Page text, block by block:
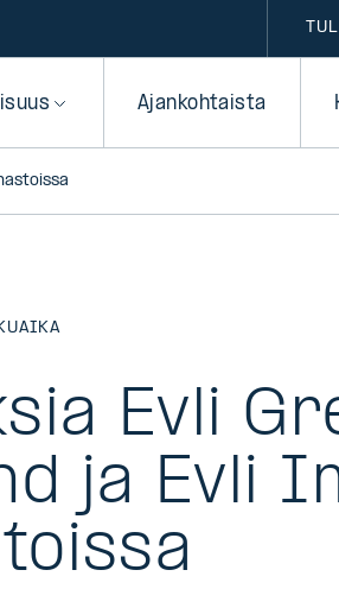
Ajankohtaista
Evli
ja Evli